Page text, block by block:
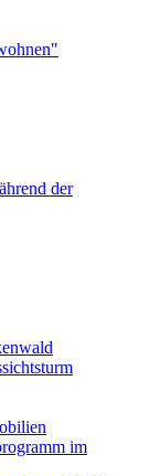
der
im